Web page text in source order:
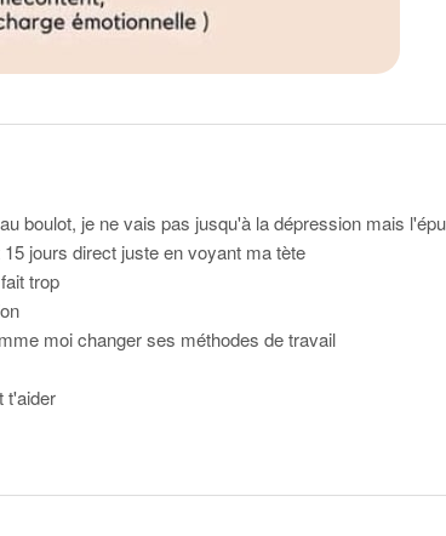
boulot, je ne vais pas jusqu'à la dépression mais
jours direct juste en voyant ma tète
trop
moi changer ses méthodes de travail
t'aider